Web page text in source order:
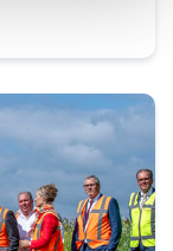
voor negen